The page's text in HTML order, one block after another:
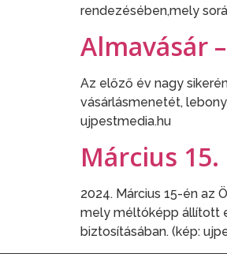
rendezésében,mely
Almavásár
Az előző év nagy
vásárlásmenetét,
ujpestmedia.hu
Március 15.
2024. Március 15-én az
mely méltóképp állított
biztosításában. (kép: